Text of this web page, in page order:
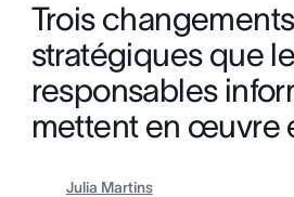
Trois changements
stratégiques que
responsables
mettent en œuvre
Julia Martins